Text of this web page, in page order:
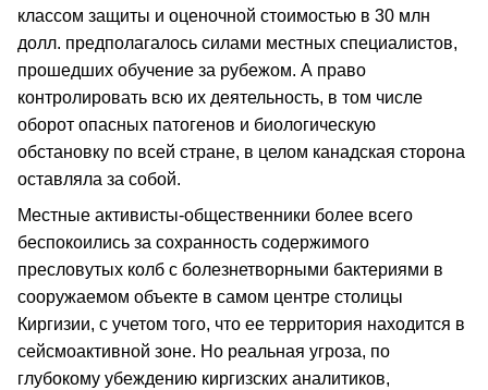
классом защиты и оценочной стоимостью в 30 млн
долл. предполагалось силами местных специалистов,
прошедших обучение за рубежом. А право
контролировать всю их деятельность, в том числе
оборот опасных патогенов и биологическую
обстановку по всей стране, в целом канадская сторона
оставляла за собой.
Местные активисты-общественники более всего
беспокоились за сохранность содержимого
пресловутых колб с болезнетворными бактериями в
сооружаемом объекте в самом центре столицы
Киргизии, с учетом того, что ее территория находится в
сейсмоактивной зоне. Но реальная угроза, по
глубокому убеждению киргизских аналитиков,